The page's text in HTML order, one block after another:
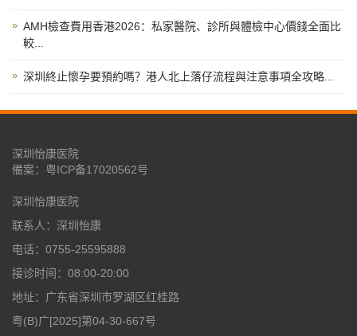
AMH檢查費用香港2026：私家醫院、診所與體檢中心價錢全面比
較...
深圳終止懷孕要預約嗎？港人北上落仔流程與注意事項全攻略...
深圳怡康医院
備案： 粤ICP备17020562号
深圳怡康医院
联系人：深圳怡康
电话：0755-25595888
接诊时间：08:00-20:00
地址：广东省深圳市罗湖区红桂路
粤(B)广[2025]第04-30-667号